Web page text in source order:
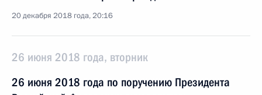
20 декабря 2018 года, 20:16
26 июня 2018 года, вторник
26 июня 2018 года по поручению Президента